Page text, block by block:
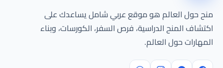
منح حول العالم هو موقع عربي شامل يساعدك على
اكتشاف المنح الدراسية، فرص السفر، الكورسات، وبناء
المهارات حول العالم.